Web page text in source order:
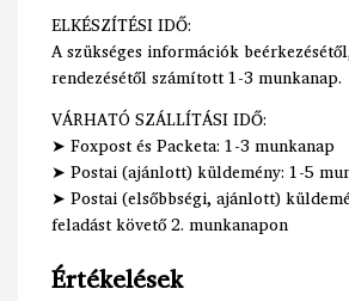
ELKÉSZÍTÉSI IDŐ:
A szükséges információk
rendezésétől számított 1-3 munkanap.
VÁRHATÓ SZÁLLÍTÁSI IDŐ:
➤ Foxpost és Packeta: 1-3 munkanap
➤ Postai (ajánlott) küldemény: 1-5
➤ Postai (elsőbbségi, ajánlott)
feladást követő 2. munkanapon
Értékelések